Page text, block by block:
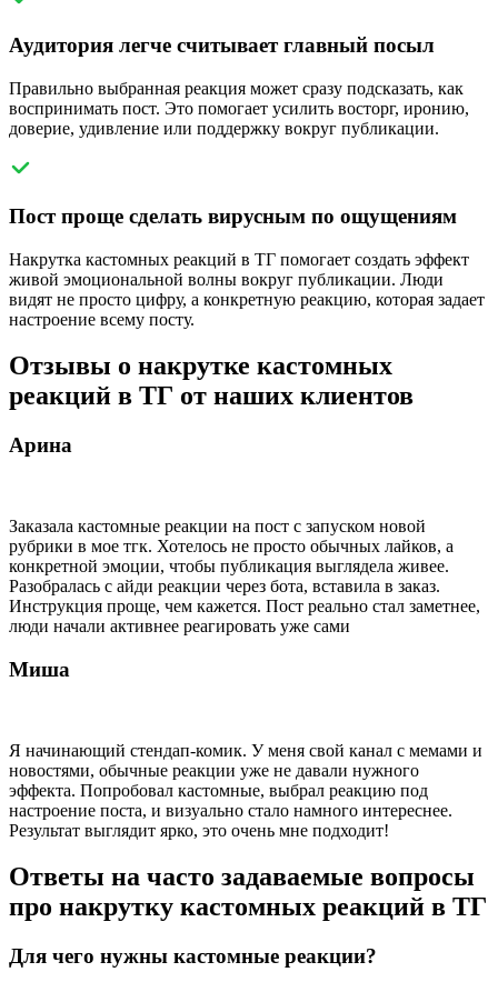
Аудитория легче считывает главный посыл
Правильно выбранная реакция может сразу подсказать, как
воспринимать пост. Это помогает усилить восторг, иронию,
доверие, удивление или поддержку вокруг публикации.
Пост проще сделать вирусным по ощущениям
Накрутка кастомных реакций в ТГ помогает создать эффект
живой эмоциональной волны вокруг публикации. Люди
видят не просто цифру, а конкретную реакцию, которая задает
настроение всему посту.
Отзывы о накрутке кастомных
реакций в ТГ от наших клиентов
Арина
Заказала кастомные реакции на пост с запуском новой
рубрики в мое тгк. Хотелось не просто обычных лайков, а
конкретной эмоции, чтобы публикация выглядела живее.
Разобралась с айди реакции через бота, вставила в заказ.
Инструкция проще, чем кажется. Пост реально стал заметнее,
люди начали активнее реагировать уже сами
Миша
Я начинающий стендап-комик. У меня свой канал с мемами и
новостями, обычные реакции уже не давали нужного
эффекта. Попробовал кастомные, выбрал реакцию под
настроение поста, и визуально стало намного интереснее.
Результат выглядит ярко, это очень мне подходит!
Ответы на часто задаваемые вопросы
про накрутку кастомных реакций в ТГ
Для чего нужны кастомные реакции?